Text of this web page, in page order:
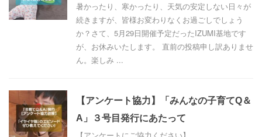
暑かったり、寒かったり、天気の安定しない日々が
続きますが、皆様お変わりなくお過ごしでしょう
か？さて、5月29日開催予定だったIZUMI基地です
が、お休みいたします。 直前の投稿申し訳ありませ
ん。楽しみ ...
【アンケート協力】「みんなの子育てQ＆
A」３号目発行にあたって